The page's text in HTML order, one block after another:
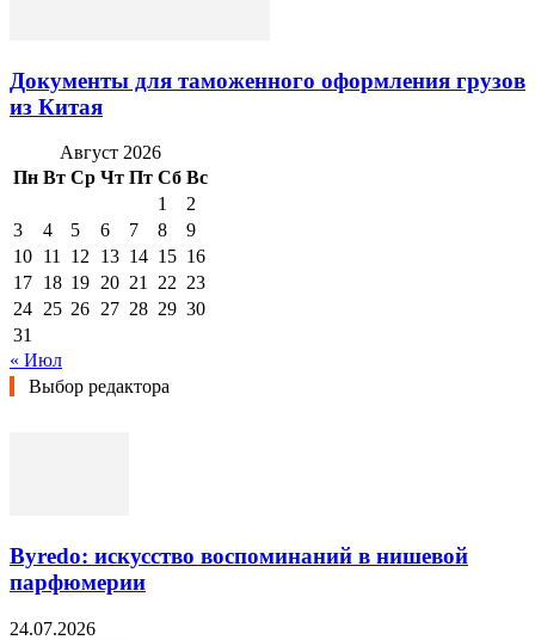
Документы для таможенного оформления грузов
из Китая
Август 2026
Пн Вт Ср Чт Пт Сб Вс
1
2
3
4 5 6 7 8
9
10 11 12 13 14 15 16
17 18 19 20 21 22 23
24 25 26 27 28 29 30
31
« Июл
Выбор редактора
Byredo: искусство воспоминаний в нишевой
парфюмерии
24.07.2026